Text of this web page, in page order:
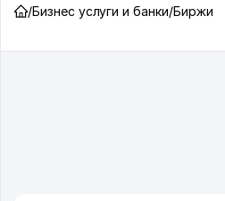
/Бизнес услуги и банки/Биржи